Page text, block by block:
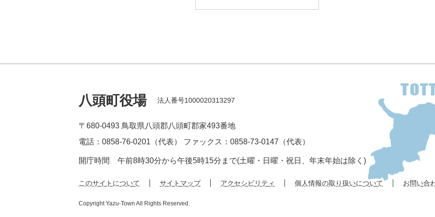
八頭町役場 法人番号1000020313297
〒680-0493 鳥取県八頭郡八頭町郡家493番地
電話：0858-76-0201（代表） ファックス：0858-73-0147（代表）
開庁時間 午前8時30分から午後5時15分まで(土曜・日曜・祝日、年末年始は除く)
このサイトについて サイトマップ アクセシビリティ 個人情報の取り扱いについて お問い合
Copyright Yazu-Town All Rights Reserved.